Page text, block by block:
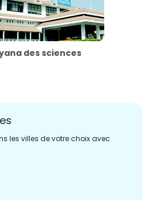
des sciences
les villes de votre choix avec